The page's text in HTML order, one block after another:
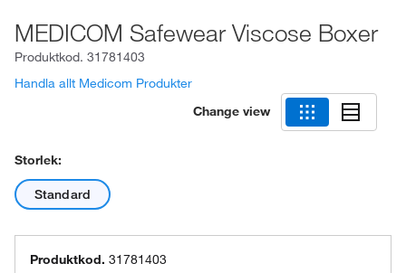
MEDICOM Safewear Viscose Boxer
Produktkod. 31781403
Handla allt Medicom Produkter
Change view
Storlek:
Standard
Produktkod. 31781403